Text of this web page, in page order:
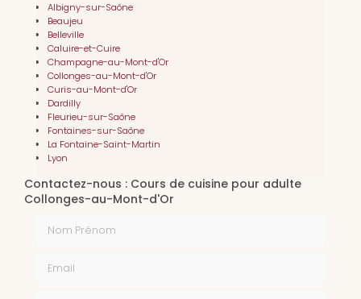
Albigny-sur-Saône
Beaujeu
Belleville
Caluire-et-Cuire
Champagne-au-Mont-d'Or
Collonges-au-Mont-d'Or
Curis-au-Mont-d'Or
Dardilly
Fleurieu-sur-Saône
Fontaines-sur-Saône
La Fontaine-Saint-Martin
Lyon
Contactez-nous : Cours de cuisine pour adulte
Collonges-au-Mont-d'Or